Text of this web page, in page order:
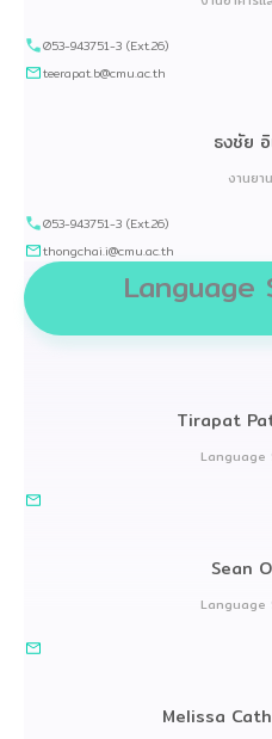
053-943751-3 (Ext.26)
teerapat.b@cmu.ac.th
ธงชัย
งานยา
053-943751-3 (Ext.26)
thongchai.i@cmu.ac.th
Language
Tirapat
Language
Sean
Language
Melissa